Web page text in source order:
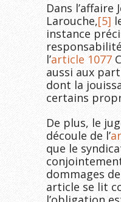
Dans l’affaire
Larouche,[5]
instance
l’article 1077
aussi aux
dont la
certains
De plus, le
découle de l’
que le
dommages
article se lit